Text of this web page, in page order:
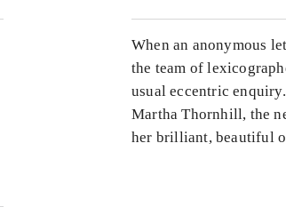
When an anonymous
the team of
usual eccentric
Martha Thornhill, the
her brilliant, beautiful